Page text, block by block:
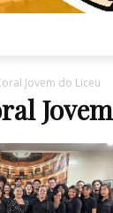
Jovem do Liceu